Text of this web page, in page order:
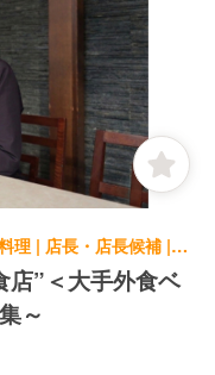
創作・ダイニングバー, 中華料理・中国料理 | 店長・店長候補 | Series the Sky 押上
店”＜大手外食ベ
～